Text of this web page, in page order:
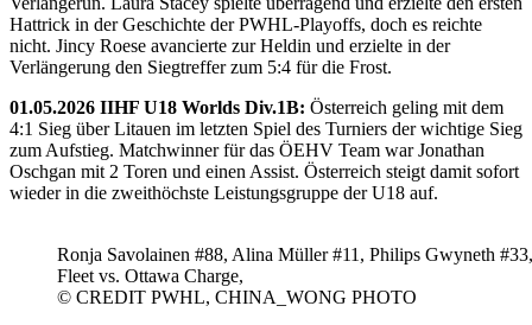
Hattrick in der Geschichte der PWHL-Playoffs, doch es reichte
nicht. Jincy Roese avancierte zur Heldin und erzielte in der
Verlängerung den Siegtreffer zum 5:4 für die Frost.
01.05.2026 IIHF U18 Worlds Div.1B: Österreich geling mit dem
4:1 Sieg über Litauen im letzten Spiel des Turniers der wichtige Sieg
zum Aufstieg. Matchwinner für das ÖEHV Team war Jonathan
Oschgan mit 2 Toren und einen Assist. Österreich steigt damit sofort
wieder in die zweithöchste Leistungsgruppe der U18 auf.
Ronja Savolainen #88, Alina Müller #11, Philips Gwyneth
Fleet vs. Ottawa Charge,
© CREDIT PWHL, CHINA_WONG PHOTO